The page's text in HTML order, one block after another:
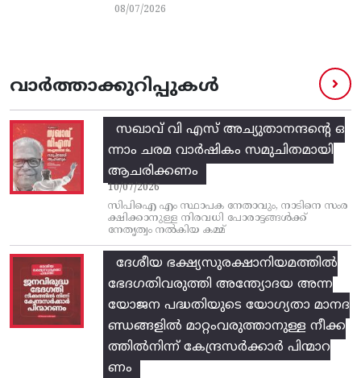
08/07/2026
വാർത്താക്കുറിപ്പുകൾ
സഖാവ് വി എസ്‌ അച്യുതാനന്ദന്റെ ഒ
ന്നാം ചരമ വാര്‍ഷികം സമുചിതമായി
ആചരിക്കണം
10/07/2026
സിപിഐ എം സ്ഥാപക നേതാവും, നാടിനെ സംര
ക്ഷിക്കാനുള്ള നിരവധി പോരാട്ടങ്ങള്‍ക്ക്‌
നേതൃത്വം നല്‍കിയ കമ്മ്
ദേശീയ ഭക്ഷ്യസുരക്ഷാനിയമത്തിൽ
ഭേദഗതിവരുത്തി അന്ത്യോദയ അന്ന
യോജന പദ്ധതിയുടെ യോഗ്യതാ മാനദ
ണ്ഡങ്ങളിൽ മാറ്റംവരുത്താനുള്ള നീക്ക
ത്തിൽനിന്ന്‌ കേന്ദ്രസർക്കാർ പിന്മാറ
ണം